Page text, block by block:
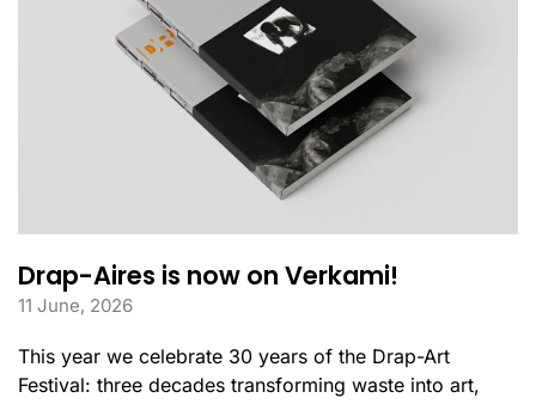
Drap-Aires is now on Verkami!
11 June, 2026
This year we celebrate 30 years of the Drap-Art
Festival: three decades transforming waste into art,